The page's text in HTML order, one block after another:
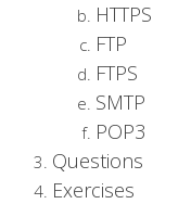
HTTPS
FTP
FTPS
SMTP
POP3
Questions
Exercises